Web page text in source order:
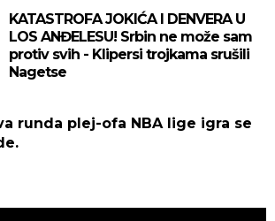
KATASTROFA JOKIĆA I DENVERA U
LOS ANĐELESU! Srbin ne može sam
protiv svih - Klipersi trojkama srušili
Nagetse
runda plej-ofa NBA lige igra se